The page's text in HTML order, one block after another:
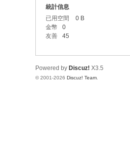
統計信息
已用空間
0 B
金幣
0
友善
45
Powered by Discuz! X3.5
© 2001-2026 Discuz! Team